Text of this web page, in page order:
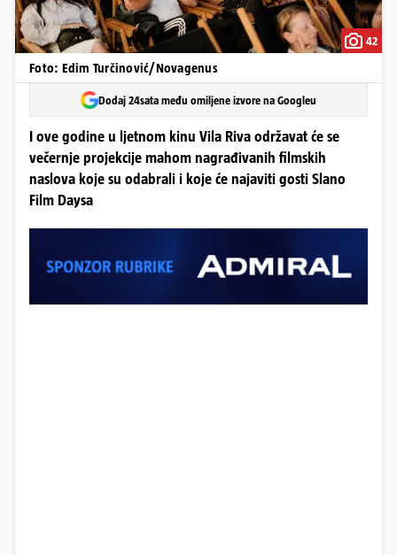
42
Foto: Edim Turčinović/Novagenus
Dodaj 24sata među omiljene izvore na Googleu
I ove godine u ljetnom kinu Vila Riva održavat će se
večernje projekcije mahom nagrađivanih filmskih
naslova koje su odabrali i koje će najaviti gosti Slano
Film Daysa